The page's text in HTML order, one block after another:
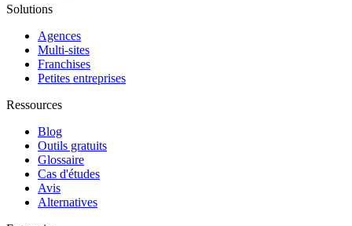
Solutions
Agences
Multi-sites
Franchises
Petites entreprises
Ressources
Blog
Outils gratuits
Glossaire
Cas d'études
Avis
Alternatives